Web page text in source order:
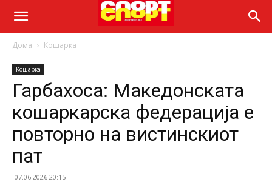
Дома Кошарка
Кошарка
Гарбахоса: Македонската
кошаркарска федерација е
повторно на вистинскиот
пат
07.06.2026 20:15